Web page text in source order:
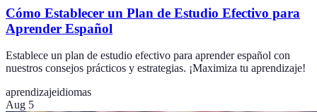
Cómo Establecer un Plan de Estudio Efectivo para
Aprender Español
Establece un plan de estudio efectivo para aprender español con
nuestros consejos prácticos y estrategias. ¡Maximiza tu aprendizaje!
aprendizajeidiomas
Aug 5